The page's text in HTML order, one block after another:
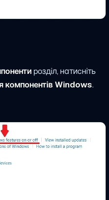
розділ, натисніть
компонентів Windows.